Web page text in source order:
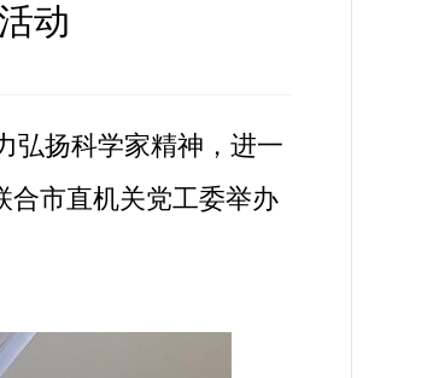
动
扬科学家精神，进一
合市直机关党工委举办